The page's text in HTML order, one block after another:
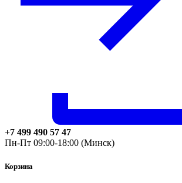
+7 499 490 57 47
Пн-Пт 09:00-18:00 (Минск)
Корзина